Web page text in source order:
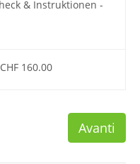
& Instruktionen -
160.00
Avanti